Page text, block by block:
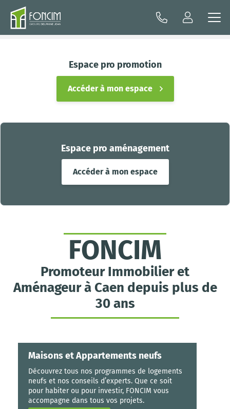
Espace pro aménagement
Accéder à mon espace
Espace pro promotion
Accéder à mon espace
FONCIM
Promoteur Immobilier et
Aménageur à Caen depuis plus de
30 ans
Maisons et Appartements neufs
Découvrez tous nos programmes de logements
neufs et nos conseils d’experts. Que ce soit
pour habiter ou pour investir, FONCIM vous
accompagne dans tous vos projets.